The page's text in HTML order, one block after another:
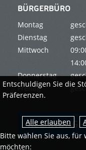
BÜRGERBÜRO
Montag
Dienstag
Mittwoch
Donnerstag
Freitag
RECHNUNG
Entschuldigen Sie die
Präferenzen.
Bitte wählen Sie aus, für
möchten: